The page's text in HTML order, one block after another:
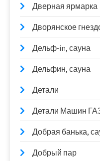
Дверная ярмарка
Дворянское
Дельф-in, сауна
Дельфин, сауна
Детали
Детали Машин
Добрая банька,
Добрый пар